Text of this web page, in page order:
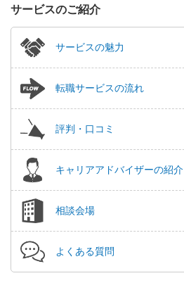
サービスのご紹介
サービスの魅力
転職サービスの流れ
評判・口コミ
キャリアアドバイザーの紹介
相談会場
よくある質問